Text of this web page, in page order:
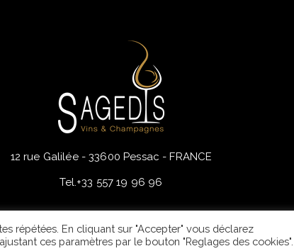
12 rue Galilée - 33600 Pessac - FRANCE
Tel.+33 557 19 96 96
répétées. En cliquant sur "Accepter" vous déclarez
ces paramètres par le bouton "Reglages des cookies".